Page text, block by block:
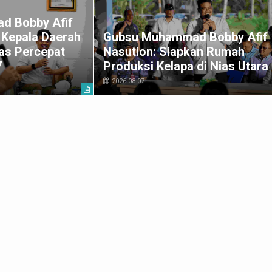
Bobby Afif
Daerah
Percepat
Gubsu Muhammad Bobby Afif
Nasution: Siapkan Rumah
Produksi Kelapa di Nias Utara
2026-08-07